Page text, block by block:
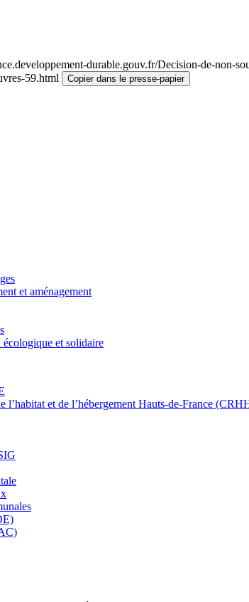
durable.gouv.fr/Decision-de-non-
59.html
Copier dans le presse-papier
et aménagement
et solidaire
l’habitat et de l’hébergement Hauts-de-France